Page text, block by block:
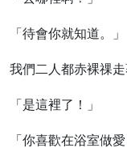
「待會你就知道。」
我們二人都赤裸祼走
「是這裡了！」
「你喜歡在浴室做愛